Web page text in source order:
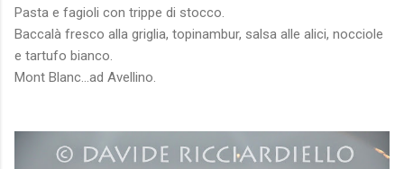
Pasta e fagioli con trippe di stocco.
Baccalà fresco alla griglia, topinambur, salsa alle alici, nocciole
e tartufo bianco.
Mont Blanc...ad Avellino.